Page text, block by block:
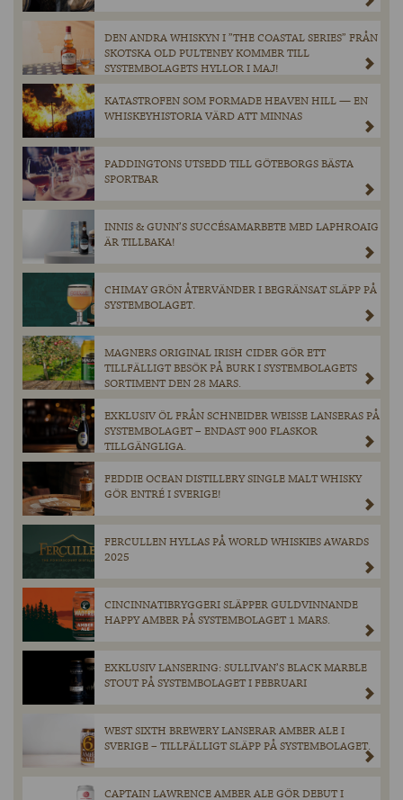
DEN ANDRA WHISKYN I ”THE COASTAL SERIES” FRÅN
SKOTSKA OLD PULTENEY KOMMER TILL
SYSTEMBOLAGETS HYLLOR I MAJ!
KATASTROFEN SOM FORMADE HEAVEN HILL — EN
WHISKEYHISTORIA VÄRD ATT MINNAS
PADDINGTONS UTSEDD TILL GÖTEBORGS BÄSTA
SPORTBAR
INNIS & GUNN’S SUCCÉSAMARBETE MED LAPHROAIG
ÄR TILLBAKA!
CHIMAY GRÖN ÅTERVÄNDER I BEGRÄNSAT SLÄPP PÅ
SYSTEMBOLAGET.
MAGNERS ORIGINAL IRISH CIDER GÖR ETT
TILLFÄLLIGT BESÖK PÅ BURK I SYSTEMBOLAGETS
SORTIMENT DEN 28 MARS.
EXKLUSIV ÖL FRÅN SCHNEIDER WEISSE LANSERAS PÅ
SYSTEMBOLAGET – ENDAST 900 FLASKOR
TILLGÄNGLIGA.
FEDDIE OCEAN DISTILLERY SINGLE MALT WHISKY
GÖR ENTRÉ I SVERIGE!
FERCULLEN HYLLAS PÅ WORLD WHISKIES AWARDS
2025
CINCINNATIBRYGGERI SLÄPPER GULDVINNANDE
HAPPY AMBER PÅ SYSTEMBOLAGET 1 MARS.
EXKLUSIV LANSERING: SULLIVAN’S BLACK MARBLE
STOUT PÅ SYSTEMBOLAGET I FEBRUARI
WEST SIXTH BREWERY LANSERAR AMBER ALE I
SVERIGE – TILLFÄLLIGT SLÄPP PÅ SYSTEMBOLAGET.
CAPTAIN LAWRENCE AMBER ALE GÖR DEBUT I